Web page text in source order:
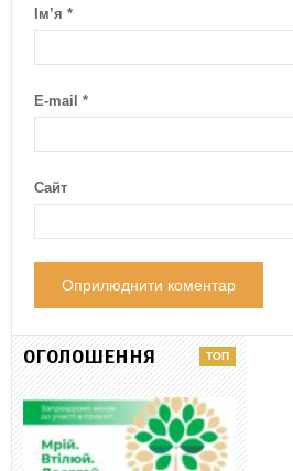
Ім’я *
E-mail *
Сайт
ОГОЛОШЕННЯ